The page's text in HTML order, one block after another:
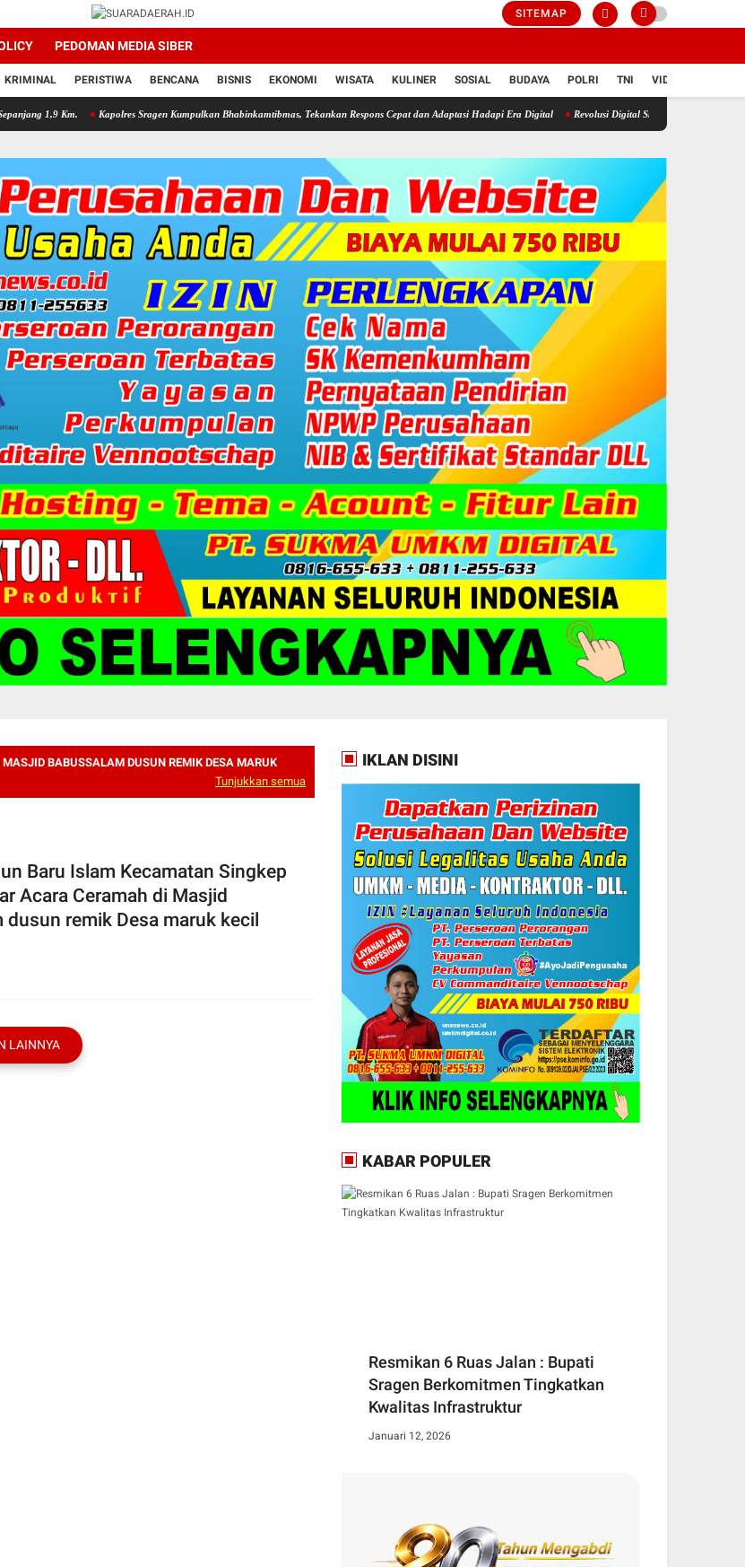
SITEMAP
PEDOMAN MEDIA SIBER
KRIMINAL PERISTIWA BENCANA BISNIS EKONOMI WISATA KULINER SOSIAL BUDAYA POLRI TNI VIDIO
Kapolres Sragen Kumpulkan Bhabinkamtibmas, Tekankan Respons Cepat dan Adaptasi Hadapi Era Digital Revolusi Digital Sragen: Urus Bansos Rumah Ibadah
BABUSSALAM DUSUN REMIK DESA MARUK
Tunjukkan semua
Singkep
Acara Ceramah di Masjid
dusun remik Desa maruk kecil
LAINNYA
IKLAN DISINI
KABAR POPULER
Resmikan 6 Ruas Jalan : Bupati
Sragen Berkomitmen Tingkatkan
Kwalitas Infrastruktur
Januari 12, 2026